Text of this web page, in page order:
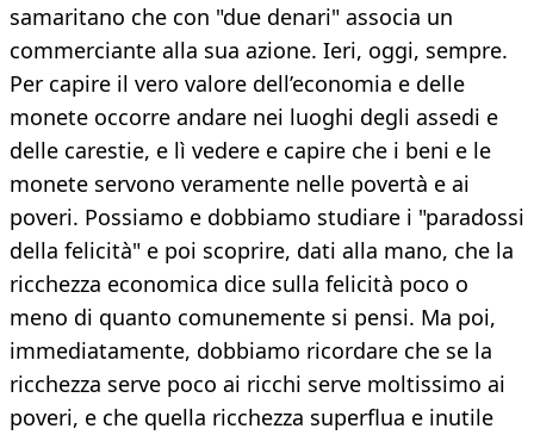
samaritano che con "due denari" associa un
commerciante alla sua azione. Ieri, oggi, sempre.
Per capire il vero valore dell’economia e delle
monete occorre andare nei luoghi degli assedi e
delle carestie, e lì vedere e capire che i beni e le
monete servono veramente nelle povertà e ai
poveri. Possiamo e dobbiamo studiare i "paradossi
della felicità" e poi scoprire, dati alla mano, che la
ricchezza economica dice sulla felicità poco o
meno di quanto comunemente si pensi. Ma poi,
immediatamente, dobbiamo ricordare che se la
ricchezza serve poco ai ricchi serve moltissimo ai
poveri, e che quella ricchezza superflua e inutile